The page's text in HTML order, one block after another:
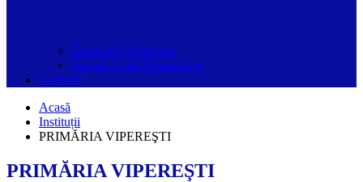
Grupurile Whatsapp
Spațiul Ghidul Primăriilor
Contact
Acasă
Instituții
PRIMĂRIA VIPEREŞTI
PRIMĂRIA VIPEREŞTI